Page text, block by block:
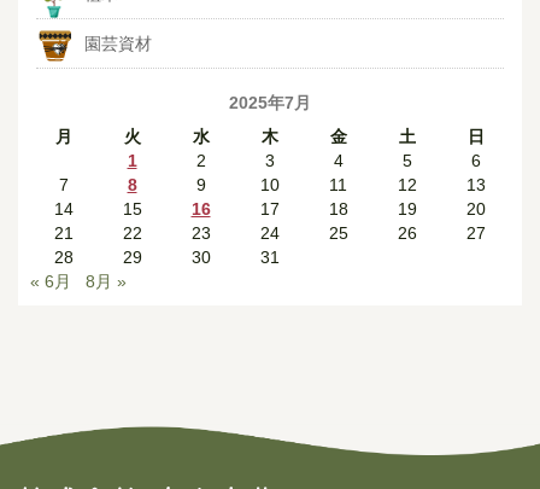
園芸資材
2025年7月
月
火 水 木 金 土
日
1
2 3 4 5
6
7
8 9 10 11 12
13
14
15 16 17 18 19
20
21
22 23 24 25 26
27
28
29 30
31
« 6月
8月 »